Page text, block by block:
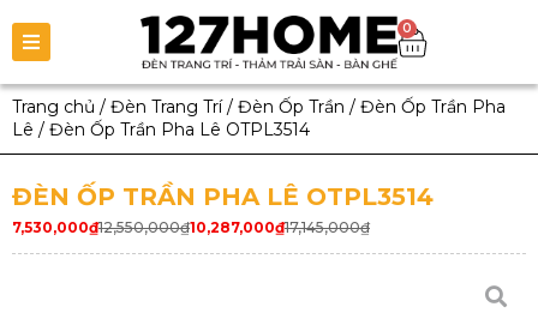
0
Trang chủ / Đèn Trang Trí/ Đèn Ốp Trần / Đèn Ốp Trần Pha
Lê / Đèn Ốp Trần Pha Lê OTPL3514
ĐÈN ỐP TRẦN PHA LÊ OTPL3514
12,550,000₫
7,530,000₫ 17,145,000₫
10,287,000₫